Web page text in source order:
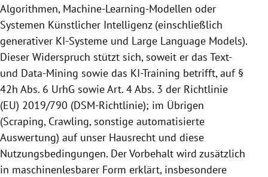
Algorithmen, Machine-Learning-Modellen oder
Systemen Künstlicher Intelligenz (einschließlich
generativer KI-Systeme und Large Language Models).
Dieser Widerspruch stützt sich, soweit er das Text-
und Data-Mining sowie das KI-Training betrifft, auf §
42h Abs. 6 UrhG sowie Art. 4 Abs. 3 der Richtlinie
(EU) 2019/790 (DSM-Richtlinie); im Übrigen
(Scraping, Crawling, sonstige automatisierte
Auswertung) auf unser Hausrecht und diese
Nutzungsbedingungen. Der Vorbehalt wird zusätzlich
in maschinenlesbarer Form erklärt, insbesondere